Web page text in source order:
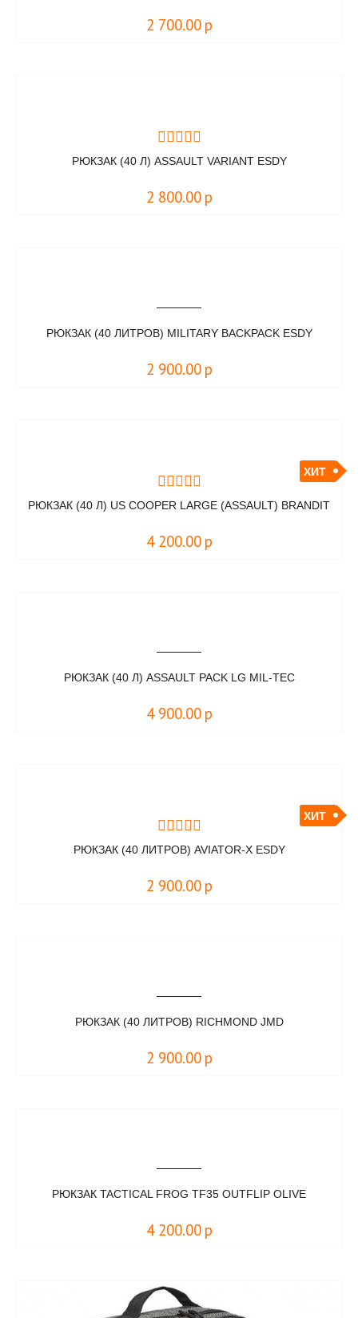
2 700.00 р
РЮКЗАК (40 Л) ASSAULT VARIANT ESDY
2 800.00 р
РЮКЗАК (40 ЛИТРОВ) MILITARY BACKPACK ESDY
2 900.00 р
ХИТ
РЮКЗАК (40 Л) US COOPER LARGE (ASSAULT) BRANDIT
4 200.00 р
РЮКЗАК (40 Л) ASSAULT PACK LG MIL-TEC
4 900.00 р
ХИТ
РЮКЗАК (40 ЛИТРОВ) AVIATOR-X ESDY
2 900.00 р
РЮКЗАК (40 ЛИТРОВ) RICHMOND JMD
2 900.00 р
РЮКЗАК TACTICAL FROG TF35 OUTFLIP OLIVE
4 200.00 р